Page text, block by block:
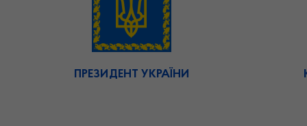
ПРЕЗИДЕНТ УКРАЇНИ